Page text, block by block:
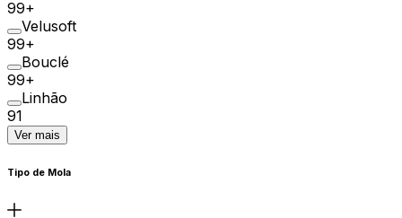
99+
Velusoft
99+
Bouclé
99+
Linhão
91
Ver mais
Tipo de Mola